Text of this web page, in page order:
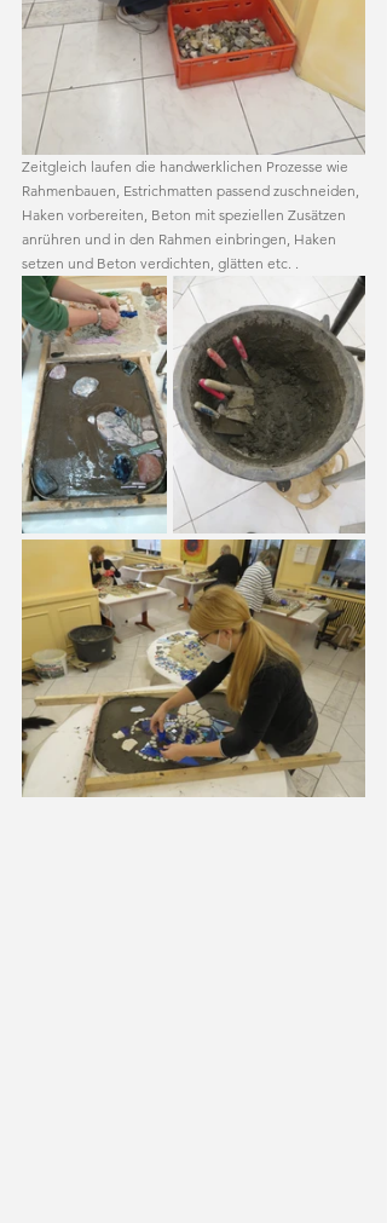
Zeitgleich laufen die handwerklichen Prozesse wie
Rahmenbauen, Estrichmatten passend zuschneiden,
Haken vorbereiten, Beton mit speziellen Zusätzen
anrühren und in den Rahmen einbringen, Haken
setzen und Beton verdichten, glätten etc. .